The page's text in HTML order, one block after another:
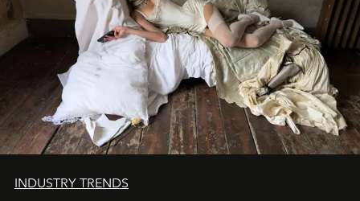
INDUSTRY TRENDS